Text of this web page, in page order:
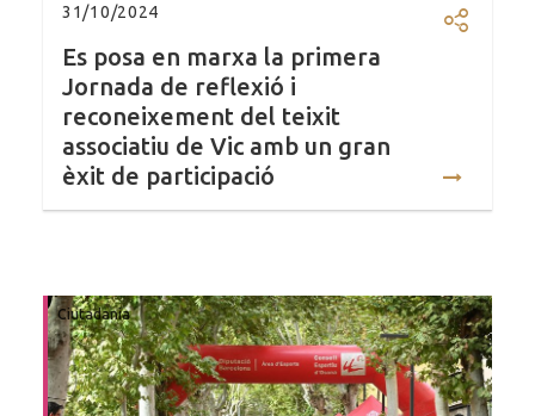
31/10/2024
Es posa en marxa la primera
Jornada de reflexió i
reconeixement del teixit
associatiu de Vic amb un gran
èxit de participació
Ciutadania